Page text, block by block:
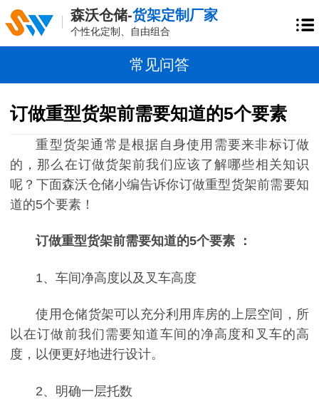
森沃仓储-货架定制厂家
个性化定制、自由组合
常见问答
订做重型货架前需要知道的5个要素
重型货架通常是根据自身使用需要来非标订做
的，那么在订做货架前我们应该了解哪些相关知识
呢？下面森沃仓储小编告诉你订做重型货架前需要知
道的5个要素！
订做重型货架前需要知道的5个要素 ：
1、车间净高度以及叉车高度
使用仓储货架可以充分利用库房的上层空间，所
以在订做前我们需要知道车间的净高度和叉车的高
度，以便更好地进行设计。
2、明确一层托数